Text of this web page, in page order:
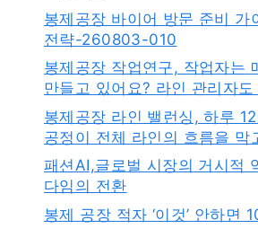
봉제공장 바이어 방문 준비 가
전략-260803-010
봉제공장 작업연구, 작업자는
만들고 있어요? 라인 관리자
봉제공장 라인 밸런싱, 하루
공정이 전체 라인의 흐름을 막
패션AI,글로벌 시장의 거시적
다임의 전환
봉제 공장 적자 ‘이것’ 안하면